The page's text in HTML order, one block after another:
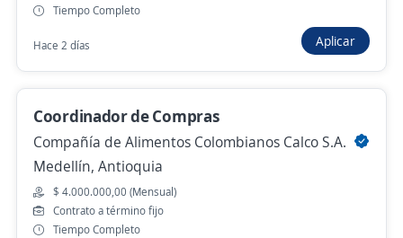
Asesor/a de servicio al cliente Call center
4,8
AGENCIA DE EMPLEO COMFAMA
Sabaneta, Antioquia
Auxiliar de bodega de tela
Importante empresa del sector
Tiempo Completo
Hace 2 días Aplicar
Coordinador de Compras
Compañía de Alimentos Colombianos Calco S.A.
Medellín, Antioquia
$ 4.000.000,00 (Mensual)
Contrato a término fijo
Tiempo Completo